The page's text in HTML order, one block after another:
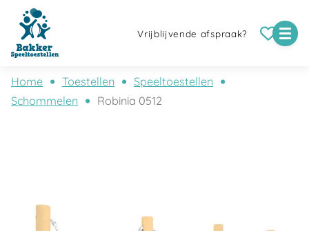
Vrijblijvende afspraak?
Home Toestellen
Speeltoestellen
Schommelen
Robinia 0512